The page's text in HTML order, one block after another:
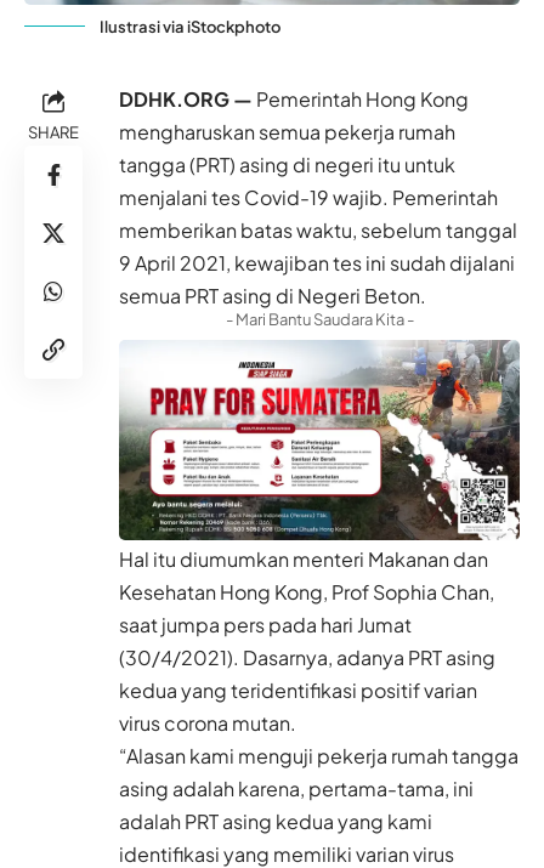
Ilustrasi via iStockphoto
SHARE
DDHK.ORG — Pemerintah Hong Kong
mengharuskan semua pekerja rumah
tangga (PRT) asing di negeri itu untuk
menjalani tes Covid-19 wajib. Pemerintah
memberikan batas waktu, sebelum tanggal
9 April 2021, kewajiban tes ini sudah dijalani
semua PRT asing di Negeri Beton.
- Mari Bantu Saudara Kita -
Hal itu diumumkan menteri Makanan dan
KesehatanHong Kong, Prof Sophia Chan,
saat jumpa pers pada hari Jumat
(30/4/2021). Dasarnya, adanya PRT asing
kedua yang teridentifikasi positif varian
virus corona mutan.
“Alasan kami menguji pekerja rumah tangga
asing adalah karena, pertama-tama, ini
adalah PRT asing kedua yang kami
identifikasi yang memiliki varian virus